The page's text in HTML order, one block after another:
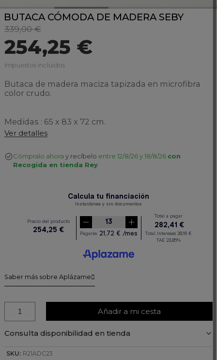
BUTACA CÓMODA DE MADERA SEBY
339,00 €
254,25 €
Impuestos incluidos
Butaca de madera maciza tapizada en microfibra
color crudo.
Medidas : 65 x 83 x 72 cm.
Ver detalles
Cómpralo ahora y recíbelo entre 12/8/26 y 18/8/26 con
Recogida en tienda Rey
Saber más sobre Aplázame
Añadir a mi cesta
Consulta disponibilidad en tienda
SKU: R21ADC23